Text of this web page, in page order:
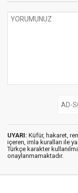
UYARI: Küfür, hakaret,
içeren, imla kuralları ile
Türkçe karakter
onaylanmamaktadır.